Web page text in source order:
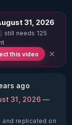
31, 2026
still needs 125
this video
ago
31, 2026 —
and replicated on